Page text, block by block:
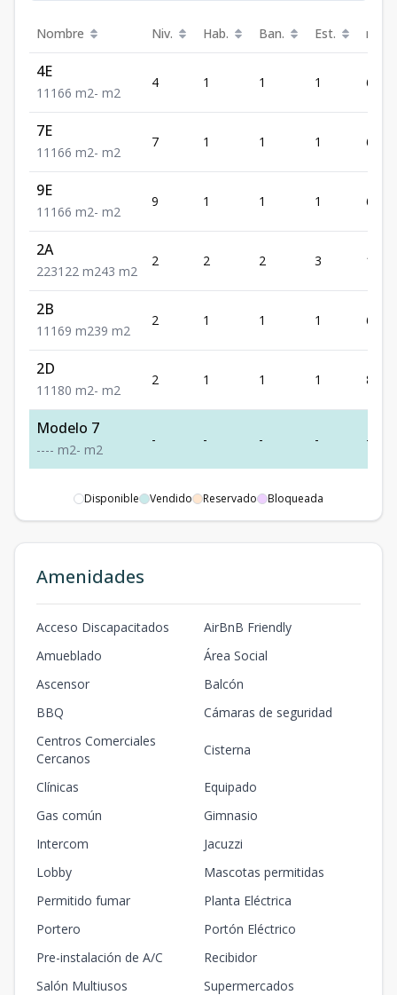
Nombre Niv. Hab. Ban. Est. m²
4E
1 1 1 66 m2- m2
4 1 1 1 66
7E
1 1 1 66 m2- m2
7 1 1 1 66
9E
1 1 1 66 m2- m2
9 1 1 1 66
2A
223122 m243 m2
2 2 2 3 122
2B
1 1 1 69 m239 m2
2 1 1 1 69
2D
1 1 1 80 m2- m2
2 1 1 1 80
Modelo 7
---- m2- m2
- - - - -
Disponible Vendido Reservado Bloqueada
Amenidades
Acceso Discapacitados
AirBnB Friendly
Amueblado
Área Social
Ascensor
Balcón
BBQ
Cámaras de seguridad
Centros Comerciales
Cercanos
Cisterna
Clínicas
Equipado
Gas común
Gimnasio
Intercom
Jacuzzi
Lobby
Mascotas permitidas
Permitido fumar
Planta Eléctrica
Portero
Portón Eléctrico
Pre-instalación de A/C
Recibidor
Salón Multiusos
Supermercados